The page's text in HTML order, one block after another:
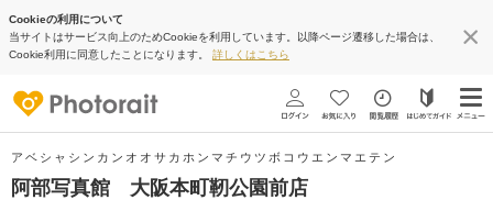
Cookieの利用について
当サイトはサービス向上のためCookieを利用しています。以降ページ遷移した場合は、
Cookie利用に同意したことになります。 詳しくはこちら
アベシャシンカンオオサカホンマチウツボコウエンマエテン
阿部写真館 大阪本町靭公園前店